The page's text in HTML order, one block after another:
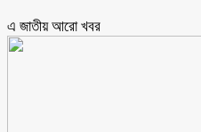
এ জাতীয় আরো ‍খবর